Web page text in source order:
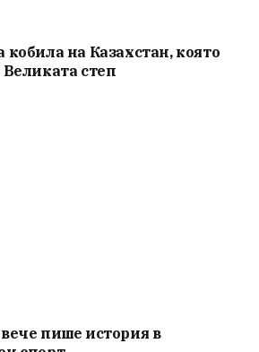
на Казахстан, която
степ
пише история в